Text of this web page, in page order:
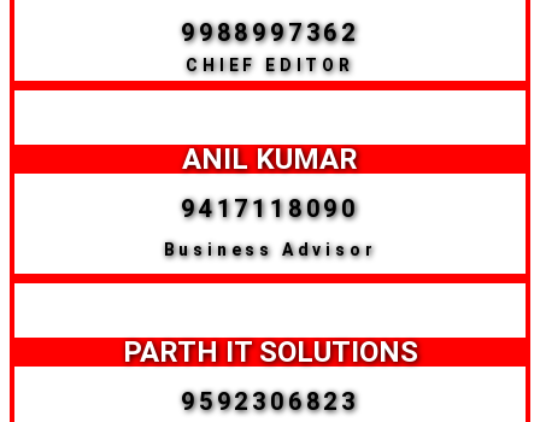
9988997362
CHIEF EDITOR
ANIL KUMAR
9417118090
Business Advisor
PARTH IT SOLUTIONS
9592306823